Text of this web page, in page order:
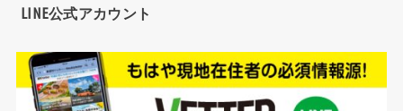
LINE公式アカウント